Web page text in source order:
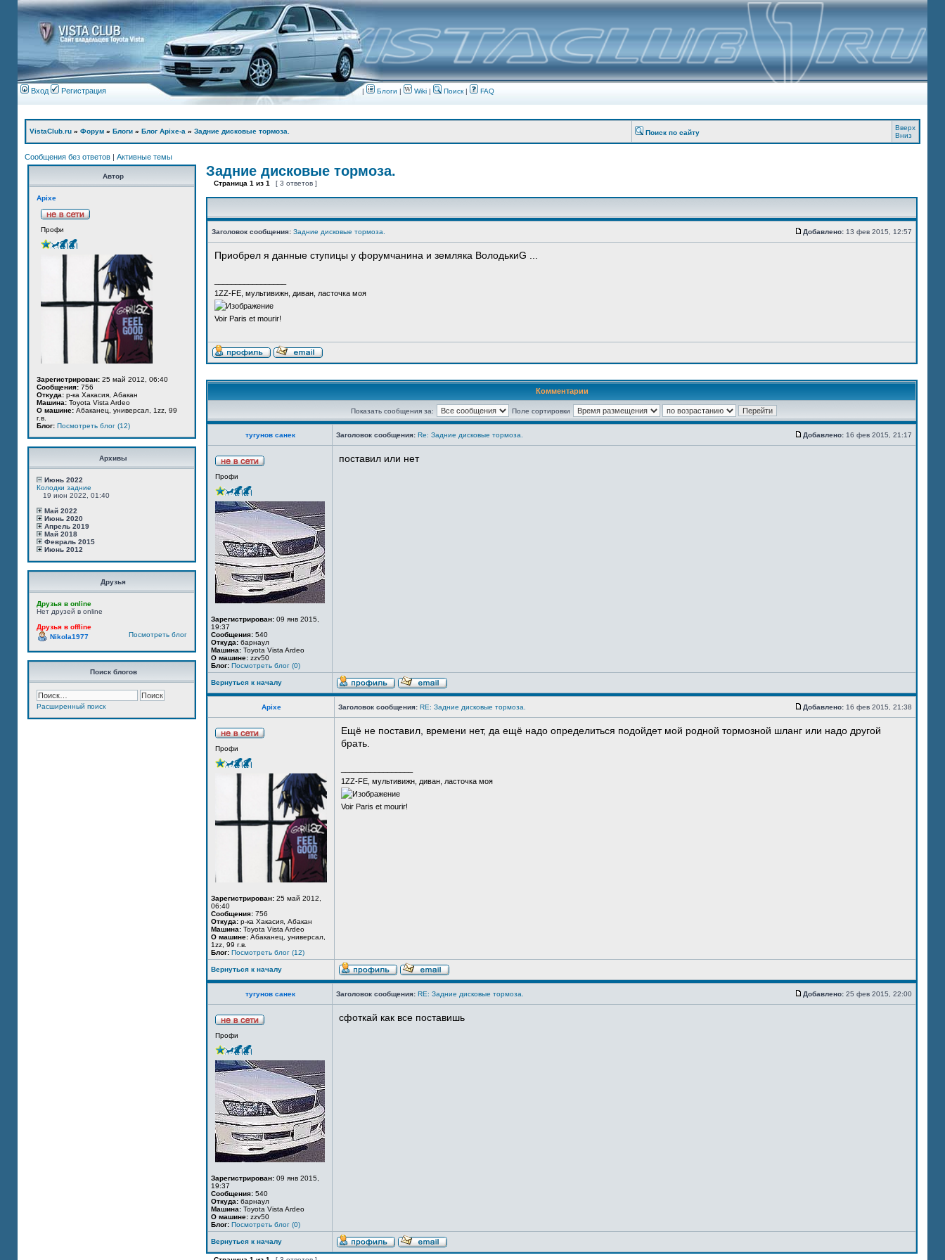
Вход Регистрация | Блоги | Wiki | Поиск| FAQ
VistaClub.ru » Форум » Блоги » Блог Apixe-а » Задние дисковые тормоза. Поиск по сайту
Вверх
Вниз
Сообщения без ответов | Активные темы
Автор
Apixe
Профи
Зарегистрирован: 25 май 2012, 06:40
Сообщения: 756
Откуда: р-ка Хакасия, Абакан
Машина: Toyota Vista Ardeo
О машине: Абаканец, универсал, 1zz, 99
г.в.
Блог: Посмотреть блог (12)
Архивы
Июнь 2022
Колодки задние
19 июн 2022, 01:40
Май 2022
Июнь 2020
Апрель 2019
Май 2018
Февраль 2015
Июнь 2012
Друзья
Друзья в online
Нет друзей в online
Друзья в offline
Посмотреть блог
Nikola1977
Поиск блогов
Расширенный поиск
Задние дисковые тормоза.
Страница 1 из 1 [ 3 ответов ]
Заголовок сообщения: Задние дисковые тормоза. Добавлено: 13 фев 2015, 12:57
Приобрел я данные ступицы у форумчанина и земляка ВолодькиG ...
1ZZ-FE, мультивижн, диван, ласточка моя
Voir Paris et mourir!
Комментарии
Показать сообщения за: Поле сортировки
тугунов санек Заголовок сообщения: Re: Задние дисковые тормоза. Добавлено: 16 фев 2015, 21:17
Профи
Зарегистрирован: 09 янв 2015,
19:37
Сообщения: 540
Откуда: барнаул
Машина: Toyota Vista Ardeo
О машине: zzv50
Блог: Посмотреть блог (0)
поставил или нет
Вернуться к началу
Apixe Заголовок сообщения: RE: Задние дисковые тормоза. Добавлено: 16 фев 2015, 21:38
Профи
Зарегистрирован: 25 май 2012,
06:40
Сообщения: 756
Откуда: р-ка Хакасия, Абакан
Машина: Toyota Vista Ardeo
О машине: Абаканец, универсал,
1zz, 99 г.в.
Блог: Посмотреть блог (12)
Ещё не поставил, времени нет, да ещё надо определиться подойдет мой родной тормозной шланг или надо другой
брать.
1ZZ-FE, мультивижн, диван, ласточка моя
Voir Paris et mourir!
Вернуться к началу
тугунов санек Заголовок сообщения: RE: Задние дисковые тормоза. Добавлено: 25 фев 2015, 22:00
Профи
Зарегистрирован: 09 янв 2015,
19:37
Сообщения: 540
Откуда: барнаул
Машина: Toyota Vista Ardeo
О машине: zzv50
Блог: Посмотреть блог (0)
сфоткай как все поставишь
Вернуться к началу